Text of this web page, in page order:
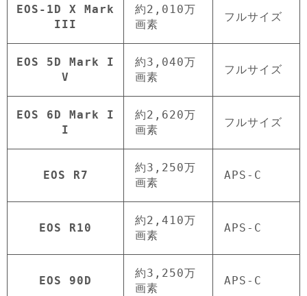
EOS-1D X Mark
III
約2,010万
画素
フルサイズ
EOS 5D Mark I
V
約3,040万
画素
フルサイズ
EOS 6D Mark I
I
約2,620万
画素
フルサイズ
EOS R7
約3,250万
画素
APS-C
EOS R10
約2,410万
画素
APS-C
EOS 90D
約3,250万
画素
APS-C